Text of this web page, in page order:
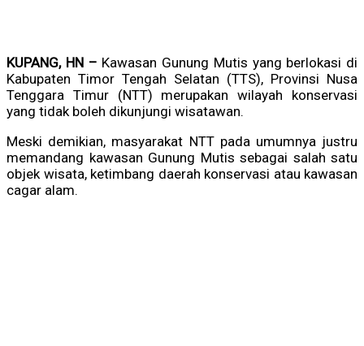
KUPANG, HN – Kawasan Gunung Mutis yang berlokasi di
Kabupaten Timor Tengah Selatan (TTS), Provinsi Nusa
Tenggara Timur (NTT) merupakan wilayah konservasi
yang tidak boleh dikunjungi wisatawan.
Meski demikian, masyarakat NTT pada umumnya justru
memandang kawasan Gunung Mutis sebagai salah satu
objek wisata, ketimbang daerah konservasi atau kawasan
cagar alam.